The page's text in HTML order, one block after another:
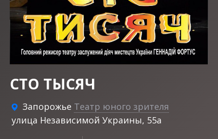
СТО ТЫСЯЧ
Запорожье Театр юного зрителя
улица Независимой Украины, 55а